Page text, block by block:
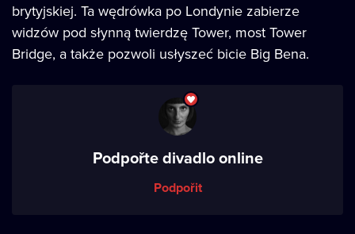
brytyjskiej. Ta wędrówka po Londynie zabierze
widzów pod słynną twierdzę Tower, most Tower
Bridge, a także pozwoli usłyszeć bicie Big Bena.
Podpořte divadlo online
Podpořit